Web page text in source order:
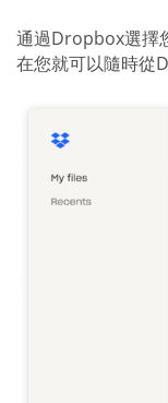
通過Dropbox選擇
在您就可以隨時從